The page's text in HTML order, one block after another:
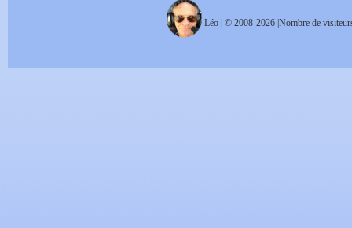
Léo | © 2008-2026 |Nombre de